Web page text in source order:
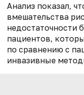
Анализ показал,
вмешательства
недостаточности
пациентов,
по сравнению с
инвазивные